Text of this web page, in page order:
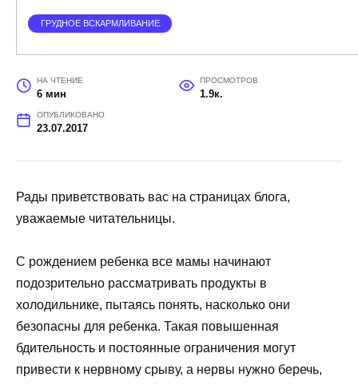
ГРУДНОЕ ВСКАРМЛИВАНИЕ
НА ЧТЕНИЕ
6 мин
ПРОСМОТРОВ
1.9к.
ОПУБЛИКОВАНО
23.07.2017
Рады приветствовать вас на страницах блога,
уважаемые читательницы.
С рождением ребенка все мамы начинают
подозрительно рассматривать продукты в
холодильнике, пытаясь понять, насколько они
безопасны для ребенка. Такая повышенная
бдительность и постоянные ограничения могут
привести к нервному срыву, а нервы нужно беречь,